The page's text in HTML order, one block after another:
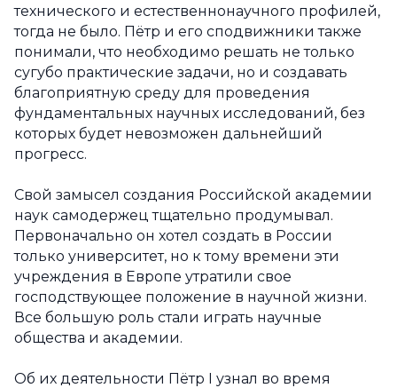
технического и естественнонаучного профилей,
тогда не было. Пётр и его сподвижники также
понимали, что необходимо решать не только
сугубо практические задачи, но и создавать
благоприятную среду для проведения
фундаментальных научных исследований, без
которых будет невозможен дальнейший
прогресс.
Свой замысел создания Российской академии
наук самодержец тщательно продумывал.
Первоначально он хотел создать в России
только университет, но к тому времени эти
учреждения в Европе утратили свое
господствующее положение в научной жизни.
Все большую роль стали играть научные
общества и академии.
Об их деятельности Пётр I узнал во время